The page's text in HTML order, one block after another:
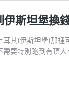
伊斯坦堡
耳其(伊斯坦堡)那裡
需要特別跑到有頂